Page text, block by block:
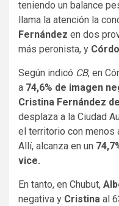
teniendo un balance
llama la atención la
Fernández en dos
más peronista, y
Según indicó CB, en
a 74,6% de imagen
Cristina Fernández
desplaza a la Ciudad
el territorio con menos
Allí, alcanza en un
vice.
En tanto, en Chubut,
negativa y Cristina al